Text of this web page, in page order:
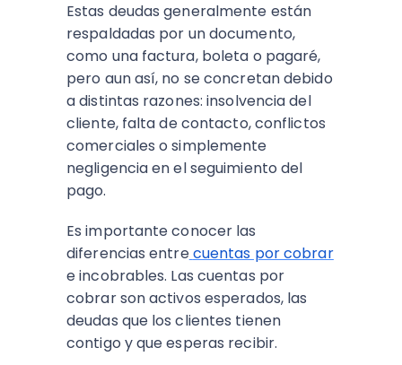
Estas deudas generalmente están
respaldadas por un documento,
como una factura, boleta o pagaré,
pero aun así, no se concretan debido
a distintas razones: insolvencia del
cliente, falta de contacto, conflictos
comerciales o simplemente
negligencia en el seguimiento del
pago.
Es importante conocer las
diferencias entrecuentas por cobrar
e incobrables. Las cuentas por
cobrar son activos esperados, las
deudas que los clientes tienen
contigo y que esperas recibir.